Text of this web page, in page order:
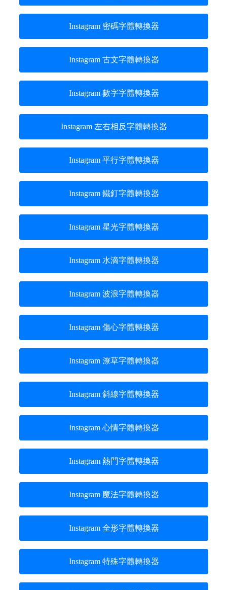
Instagram 密碼字體轉換器
Instagram 古文字體轉換器
Instagram 數字字體轉換器
Instagram 左右相反字體轉換器
Instagram 平行字體轉換器
Instagram 鐵釘字體轉換器
Instagram 星光字體轉換器
Instagram 水滴字體轉換器
Instagram 波浪字體轉換器
Instagram 傷心字體轉換器
Instagram 潦草字體轉換器
Instagram 斜線字體轉換器
Instagram 心情字體轉換器
Instagram 熱門字體轉換器
Instagram 魔法字體轉換器
Instagram 全形字體轉換器
Instagram 特殊字體轉換器